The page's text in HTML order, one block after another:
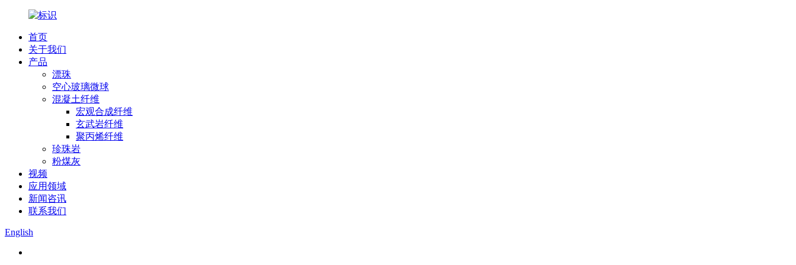
首页
关于我们
产品
漂珠
空心玻璃微球
混凝土纤维
宏观合成纤维
玄武岩纤维
聚丙烯纤维
珍珠岩
粉煤灰
视频
应用领域
新闻咨讯
联系我们
English